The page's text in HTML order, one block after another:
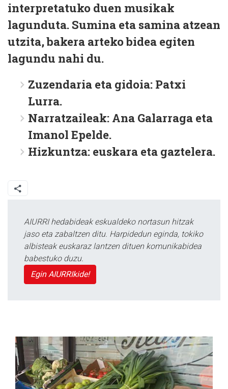
interpretatuko duen musikak
lagunduta. Sumina eta samina atzean
utzita, bakera arteko bidea egiten
lagundu nahi du.
Zuzendaria eta gidoia: Patxi
Lurra.
Narratzaileak: Ana Galarraga eta
Imanol Epelde.
Hizkuntza: euskara eta gaztelera.
AIURRI hedabideak eskualdeko nortasun hitzak
jaso eta zabaltzen ditu. Harpidedun eginda, tokiko
albisteak euskaraz lantzen dituen komunikabidea
babestuko duzu.
Egin AIURRIkide!